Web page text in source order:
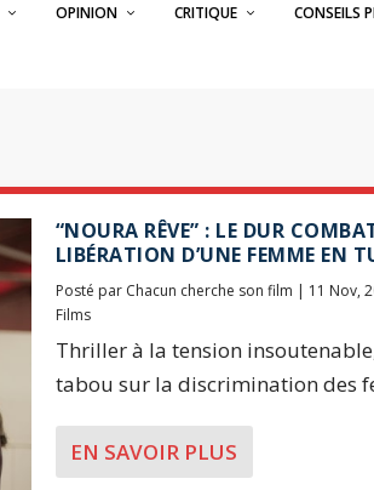
OPINION CRITIQUE CONSEILS
“NOURA RÊVE” : LE DUR
LIBÉRATION D’UNE FEMME EN
Posté par Chacun cherche son film | 11 Nov,
Films
Thriller à la tension
tabou sur la discrimination des
EN SAVOIR PLUS